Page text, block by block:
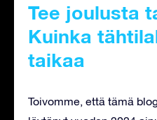
Tee joulusta
Kuinka
taikaa
Toivomme, että tämä